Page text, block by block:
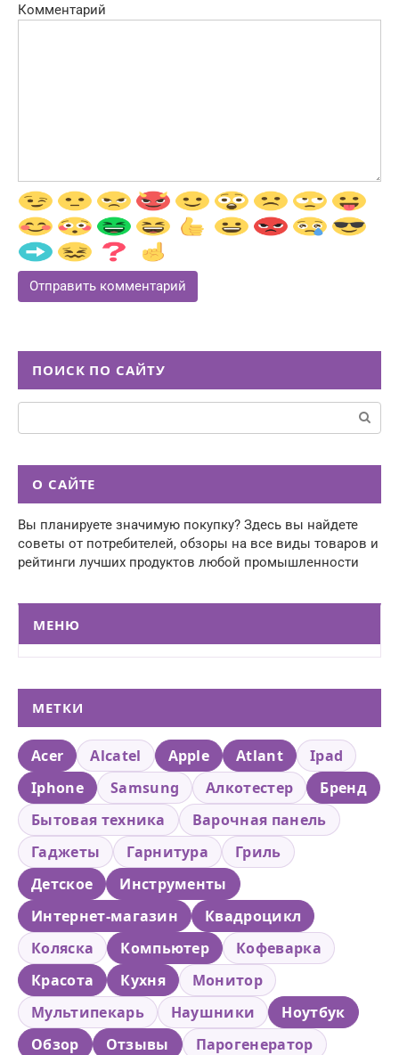
Комментарий
ПОИСК ПО САЙТУ
Поиск:
О САЙТЕ
Вы планируете значимую покупку? Здесь вы найдете
советы от потребителей, обзоры на все виды товаров и
рейтинги лучших продуктов любой промышленности
МЕНЮ
МЕТКИ
Acer Alcatel Apple Atlant
Ipad
Iphone
Samsung Алкотестер
Бренд
Бытовая техника
Варочная панель
Гаджеты
Гарнитура
Гриль
Детское
Инструменты
Интернет-магазин
Квадроцикл
Коляска
Компьютер
Кофеварка
Красота
Кухня
Монитор
Мультипекарь
Наушники
Ноутбук
Обзор
Отзывы
Парогенератор